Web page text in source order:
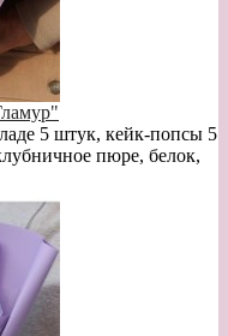
5 штук, кейк-попсы 5
пюре, белок,